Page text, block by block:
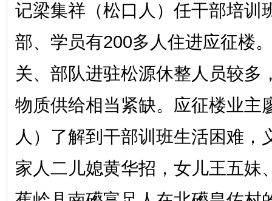
记梁集祥（松口人）任干部培训
部、学员有200多人住进应征楼
关、部队进驻松源休整人员较多
物质供给相当紧缺。应征楼业主
人）了解到干部训班生活困难，
家人二儿媳黄华招，女儿王五妹